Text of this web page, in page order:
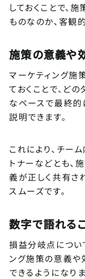
しておくことで、
ものなのか、客観
施策の意義や
マーケティング施
ておくことで、ど
なペースで最終
説明できます。
これにより、チー
トナーなどとも、
義が正しく共有さ
スムーズです。
数字で語れる
損益分岐点につい
ング施策の意義や
できるようになりま